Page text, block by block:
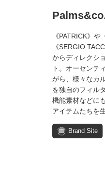
《PATRICK》や
《SERGIO
からディレクシ
ト。オーセンテ
がら、様々なカ
を独自のフィル
機能素材などに
アイテムたちを
Brand Site